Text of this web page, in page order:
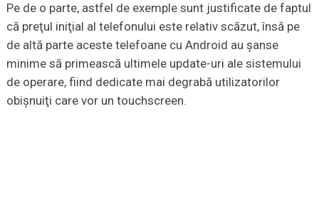
Pe de o parte, astfel de exemple sunt justificate de faptul
că preţul iniţial al telefonului este relativ scăzut, însă pe
de altă parte aceste telefoane cu Android au şanse
minime să primească ultimele update-uri ale sistemului
de operare, fiind dedicate mai degrabă utilizatorilor
obişnuiţi care vor un touchscreen.